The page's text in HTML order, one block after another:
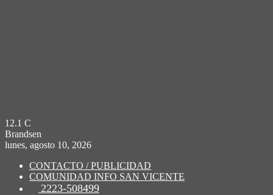
12.1 C
Brandsen
lunes, agosto 10, 2026
CONTACTO / PUBLICIDAD
COMUNIDAD INFO SAN VICENTE
2223-508499